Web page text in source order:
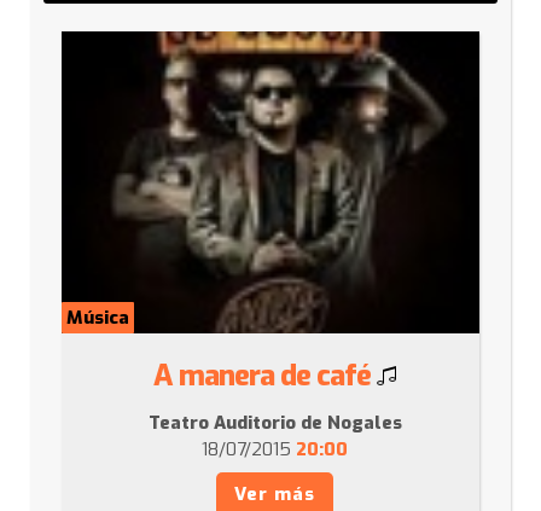
Música
A manera de café
Teatro Auditorio de Nogales
18/07/2015 20:00
Ver más